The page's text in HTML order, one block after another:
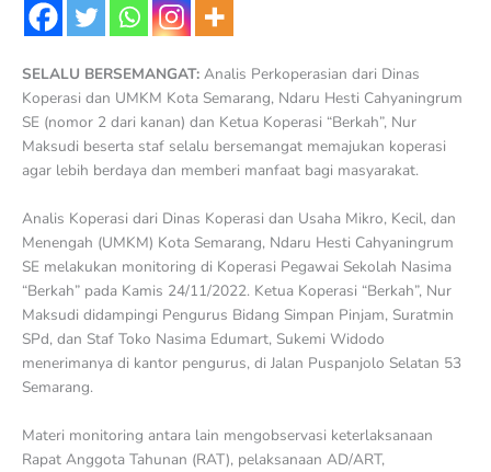
SELALU BERSEMANGAT: Analis Perkoperasian dari Dinas
Koperasi dan UMKM Kota Semarang, Ndaru Hesti Cahyaningrum
SE (nomor 2 dari kanan) dan Ketua Koperasi “Berkah”, Nur
Maksudi beserta staf selalu bersemangat memajukan koperasi
agar lebih berdaya dan memberi manfaat bagi masyarakat.
Analis Koperasi dari Dinas Koperasi dan Usaha Mikro, Kecil, dan
Menengah (UMKM) Kota Semarang, Ndaru Hesti Cahyaningrum
SE melakukan monitoring di Koperasi Pegawai Sekolah Nasima
“Berkah” pada Kamis 24/11/2022. Ketua Koperasi “Berkah”, Nur
Maksudi didampingi Pengurus Bidang Simpan Pinjam, Suratmin
SPd, dan Staf Toko Nasima Edumart, Sukemi Widodo
menerimanya di kantor pengurus, di Jalan Puspanjolo Selatan 53
Semarang.
Materi monitoring antara lain mengobservasi keterlaksanaan
Rapat Anggota Tahunan (RAT), pelaksanaan AD/ART,